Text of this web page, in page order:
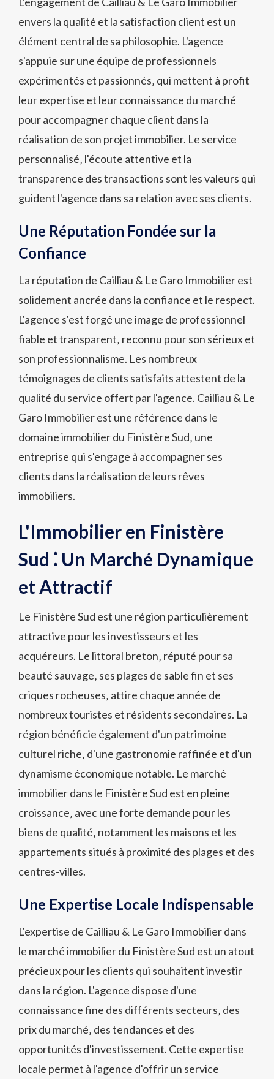
envers la qualité et la satisfaction client est un
élément central de sa philosophie. L'agence
s'appuie sur une équipe de professionnels
expérimentés et passionnés‚ qui mettent à profit
leur expertise et leur connaissance du marché
pour accompagner chaque client dans la
réalisation de son projet immobilier. Le service
personnalisé‚ l'écoute attentive et la
transparence des transactions sont les valeurs qui
guident l'agence dans sa relation avec ses clients.
Une Réputation Fondée sur la
Confiance
La réputation de Cailliau & Le Garo Immobilier est
solidement ancrée dans la confiance et le respect.
L'agence s'est forgé une image de professionnel
fiable et transparent‚ reconnu pour son sérieux et
son professionnalisme. Les nombreux
témoignages de clients satisfaits attestent de la
qualité du service offert par l'agence. Cailliau & Le
Garo Immobilier est une référence dans le
domaine immobilier du Finistère Sud‚ une
entreprise qui s'engage à accompagner ses
clients dans la réalisation de leurs rêves
immobiliers.
L'Immobilier en Finistère
Sud ⁚ Un Marché Dynamique
et Attractif
Le Finistère Sud est une région particulièrement
attractive pour les investisseurs et les
acquéreurs. Le littoral breton‚ réputé pour sa
beauté sauvage‚ ses plages de sable fin et ses
criques rocheuses‚ attire chaque année de
nombreux touristes et résidents secondaires. La
région bénéficie également d'un patrimoine
culturel riche‚ d'une gastronomie raffinée et d'un
dynamisme économique notable. Le marché
immobilier dans le Finistère Sud est en pleine
croissance‚ avec une forte demande pour les
biens de qualité‚ notamment les maisons et les
appartements situés à proximité des plages et des
centres-villes.
Une Expertise Locale Indispensable
L'expertise de Cailliau & Le Garo Immobilier dans
le marché immobilier du Finistère Sud est un atout
précieux pour les clients qui souhaitent investir
dans la région. L'agence dispose d'une
connaissance fine des différents secteurs‚ des
prix du marché‚ des tendances et des
opportunités d'investissement. Cette expertise
locale permet à l'agence d'offrir un service